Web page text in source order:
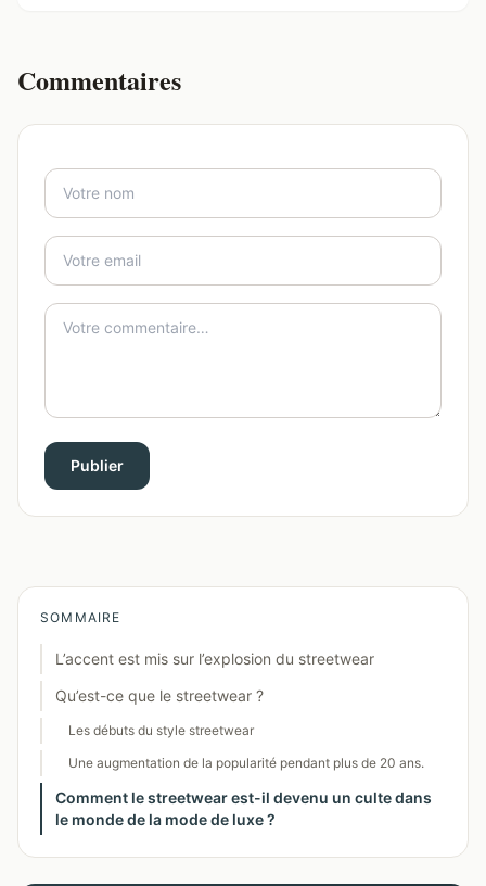
Commentaires
Publier
SOMMAIRE
L’accent est mis sur l’explosion du streetwear
Qu’est-ce que le streetwear ?
Les débuts du style streetwear
Une augmentation de la popularité pendant plus de 20 ans.
Comment le streetwear est-il devenu un culte dans
le monde de la mode de luxe ?